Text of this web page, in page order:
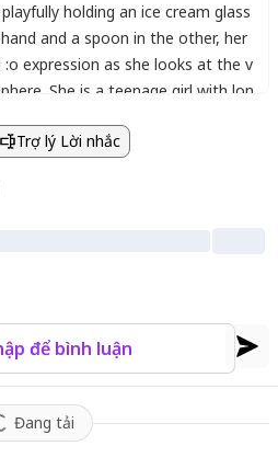
để bình luận
Đang tải
playfully holding an ice cream glass
and a spoon in the other, her
expression as she looks at the v
She is a teenage girl with lon
a large hair bow
blue top revealing an arm ta
Cinnamoroll. The background
for a masterpiece quality with
Trợ lý Lời nhắc